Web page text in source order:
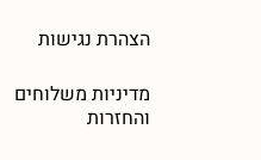
הצהרת נגישות
מדיניות משלוחים
והחזרות